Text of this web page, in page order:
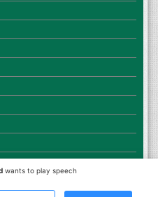
wants to play speech